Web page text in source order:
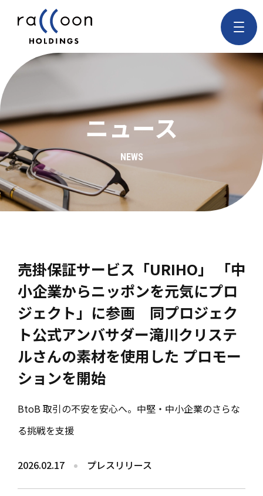
ニュース
NEWS
売掛保証サービス「URIHO」 「中
小企業からニッポンを元気にプロ
ジェクト」に参画 同プロジェク
ト公式アンバサダー滝川クリステ
ルさんの素材を使用した プロモー
ションを開始
BtoB 取引の不安を安心へ。中堅・中小企業のさらな
る挑戦を支援
2026.02.17 プレスリリース